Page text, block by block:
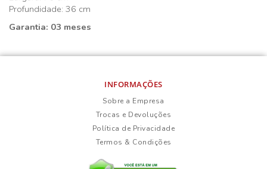
Profundidade: 36 cm
Garantia: 03 meses
INFORMAÇÕES
Sobre a Empresa
Trocas e Devoluções
Política de Privacidade
Termos & Condições